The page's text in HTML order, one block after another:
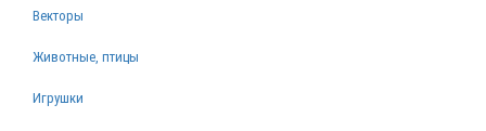
Векторы
Животные, птицы
Игрушки